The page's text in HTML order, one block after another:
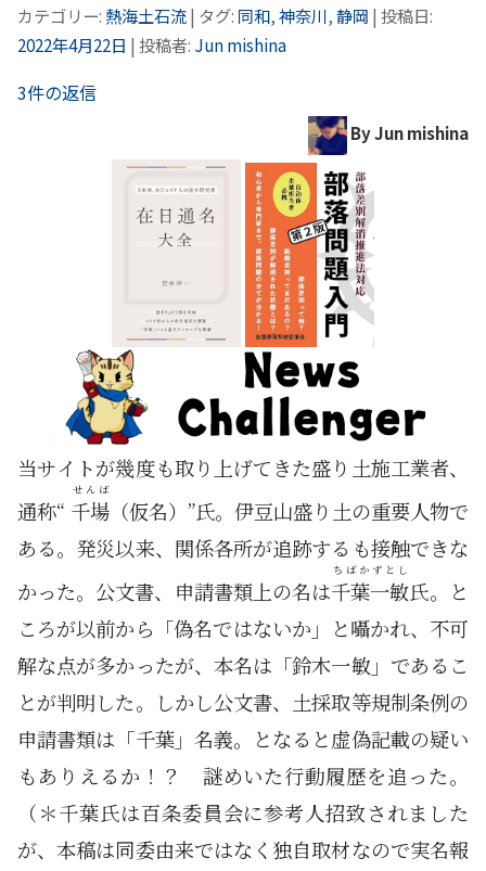
カテゴリー: 熱海土石流| タグ: 同和,神奈川,静岡 | 投稿日:
2022年4月22日 | 投稿者: Jun mishina
3件の返信
By Jun mishina
当サイトが幾度も取り上げてきた盛り土施工業者、
通称“ 千場
せんば
（仮名）”氏。伊豆山盛り土の重要人物で
ある。発災以来、関係各所が追跡するも接触できな
かった。公文書、申請書類上の名は千葉一敏
ちばかずとし
氏。と
ころが以前から「偽名ではないか」と囁かれ、不可
解な点が多かったが、本名は「鈴木一敏」であるこ
とが判明した。しかし公文書、土採取等規制条例の
申請書類は「千葉」名義。となると虚偽記載の疑い
もありえるか！？ 謎めいた行動履歴を追った。
（＊千葉氏は百条委員会に参考人招致されました
が、本稿は同委由来ではなく独自取材なので実名報